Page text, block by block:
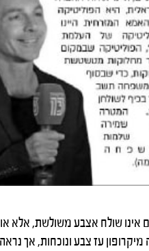
אינו שולח אצבע משולשת, אלא
עז צבע ונוכחות, אך